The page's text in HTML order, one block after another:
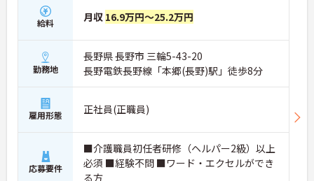
給料 月収 16.9万円～25.2万円
勤務地
長野県 長野市 三輪5-43-20
長野電鉄長野線「本郷(長野)駅」徒歩8分
雇用形態 正社員(正職員)
応募要件
■介護職員初任者研修（ヘルパー2級）以上
必須 ■経験不問 ■ワード・エクセルができ
る方